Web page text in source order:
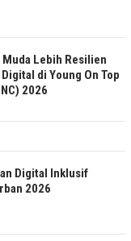
Muda Lebih Resilien
di Young On Top
2026
Digital Inklusif
2026